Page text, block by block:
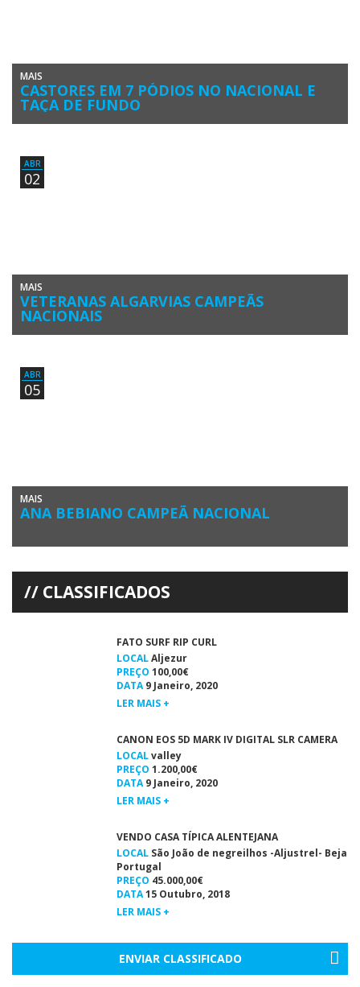
MAIS
CASTORES EM 7 PÓDIOS NO NACIONAL E
TAÇA DE FUNDO
A vila de Melres, no concelho de Gondomar, recebeu no passado fim-
ABR
02
MAIS
VETERANAS ALGARVIAS CAMPEÃS
NACIONAIS
As atletas Ana Bebiano e Ana Acuña, do Kayak Clube Castores do
ABR
05
MAIS
ANA BEBIANO CAMPEÃ NACIONAL
Ana Bebiano (Kayak Clube Castores do Arade) sagrou-se Campeã
CLASSIFICADOS
FATO SURF RIP CURL
LOCALAljezur
PREÇO 100,00€
DATA9 Janeiro, 2020
LER MAIS +
CANON EOS 5D MARK IV DIGITAL SLR CAMERA
LOCALvalley
PREÇO 1.200,00€
DATA9 Janeiro, 2020
LER MAIS +
VENDO CASA TÍPICA ALENTEJANA
LOCAL São João de negreilhos -Aljustrel- Beja
Portugal
PREÇO 45.000,00€
DATA15 Outubro, 2018
LER MAIS +
ENVIAR CLASSIFICADO